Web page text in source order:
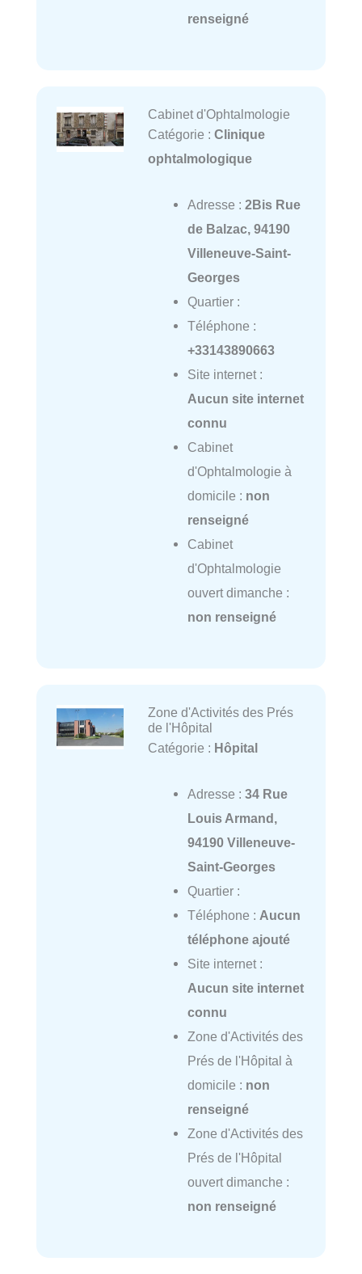
renseigné
Cabinet d'Ophtalmologie
Catégorie : Clinique
ophtalmologique
Adresse : 2Bis Rue
de Balzac, 94190
Villeneuve-Saint-
Georges
Quartier :
Téléphone :
+33143890663
Site internet :
Aucun site internet
connu
Cabinet
d'Ophtalmologie à
domicile : non
renseigné
Cabinet
d'Ophtalmologie
ouvert dimanche :
non renseigné
Zone d'Activités des Prés
de l'Hôpital
Catégorie : Hôpital
Adresse : 34 Rue
Louis Armand,
94190 Villeneuve-
Saint-Georges
Quartier :
Téléphone : Aucun
téléphone ajouté
Site internet :
Aucun site internet
connu
Zone d'Activités des
Prés de l'Hôpital à
domicile : non
renseigné
Zone d'Activités des
Prés de l'Hôpital
ouvert dimanche :
non renseigné